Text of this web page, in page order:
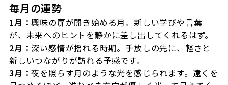
毎月の運勢
1月：興味の扉が開き始める月。新しい学びや言葉
が、未来へのヒントを静かに差し出してくれるはず。
2月：深い感情が揺れる時期。手放しの先に、軽さと
新しいつながりが訪れる予感です。
3月：夜を照らす月のような光を感じられます。遠くを